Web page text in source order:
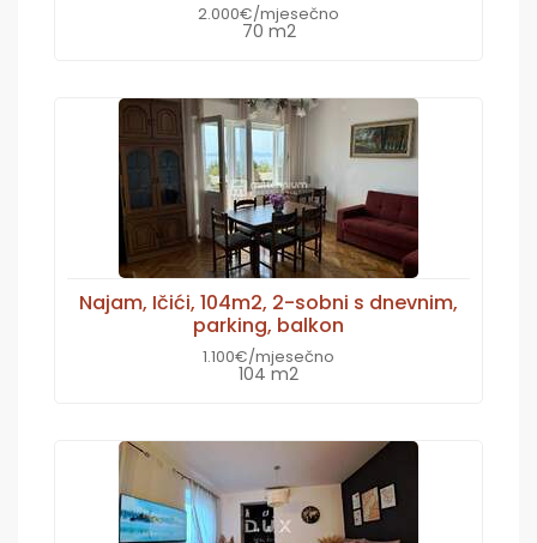
2.000€/mjesečno
70 m2
Najam, Ičići, 104m2, 2-sobni s dnevnim,
parking, balkon
1.100€/mjesečno
104 m2